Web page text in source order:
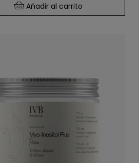
Añadir al carrito